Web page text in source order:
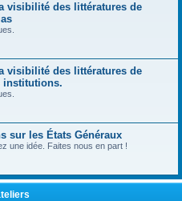
visibilité des littératures de
visibilité des littératures de
institutions.
sur les États Généraux
une idée. Faites nous en part !